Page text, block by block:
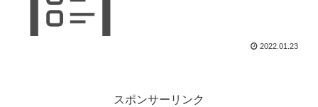
2022.01.23
スポンサーリンク